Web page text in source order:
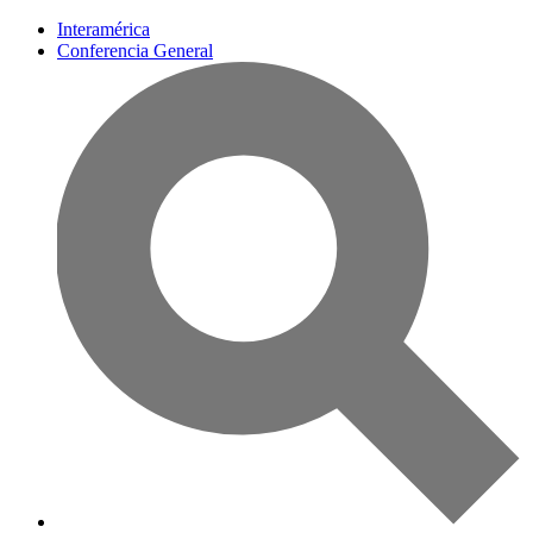
Interamérica
Conferencia General